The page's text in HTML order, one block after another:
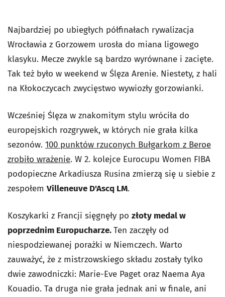
Najbardziej po ubiegłych półfinałach rywalizacja
Wrocławia z Gorzowem urosła do miana ligowego
klasyku. Mecze zwykle są bardzo wyrównane i zacięte.
Tak też było w weekend w Ślęza Arenie. Niestety, z hali
na Kłokoczycach zwycięstwo wywiozły gorzowianki.
Wcześniej Ślęza w znakomitym stylu wróciła do
europejskich rozgrywek, w których nie grała kilka
sezonów. 100 punktów rzuconych Bułgarkom z Beroe
zrobiło wrażenie. W 2. kolejce Eurocupu Women FIBA
podopieczne Arkadiusza Rusina zmierzą się u siebie z
zespołem Villeneuve D'Ascq LM.
Koszykarki z Francji sięgnęły po złoty medal w
poprzednim Europucharze.Ten zaczęły od
niespodziewanej porażki w Niemczech. Warto
zauważyć, że z mistrzowskiego składu zostały tylko
dwie zawodniczki: Marie-Eve Paget oraz Naema Aya
Kouadio. Ta druga nie grała jednak ani w finale, ani